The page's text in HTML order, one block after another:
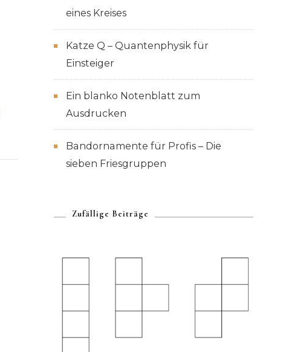
eines Kreises
Katze Q – Quantenphysik für
Einsteiger
Ein blanko Notenblatt zum
Ausdrucken
Bandornamente für Profis – Die
sieben Friesgruppen
Zufällige Beiträge